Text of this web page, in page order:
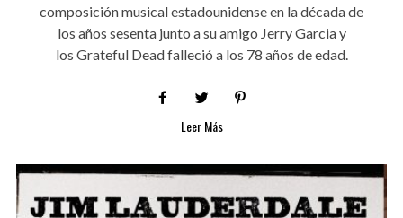
composición musical estadounidense en la década de
los años sesenta junto a su amigo Jerry Garcia y
los Grateful Dead falleció a los 78 años de edad.
Leer Más